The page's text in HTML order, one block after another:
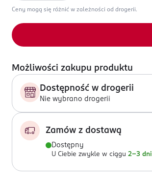
Ceny mogą się różnić w zależności od drogerii.
Możliwości zakupu produktu
Dostępność w drogerii
Nie wybrano drogerii
Zamów z dostawą
Dostępny
U Ciebie zwykle w ciągu 2-3 dni